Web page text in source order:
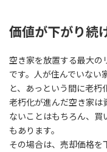
価値が下がり続
空き家を放置する最大の
です。人が住んでいない
と、あっという間に老朽
老朽化が進んだ空き家は
ないことはもちろん、買
もあります。
その場合は、売却価格を